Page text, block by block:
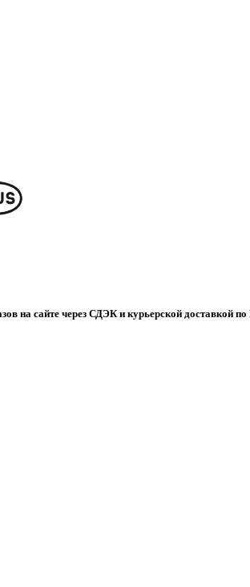
на сайте через СДЭК и курьерской доставкой